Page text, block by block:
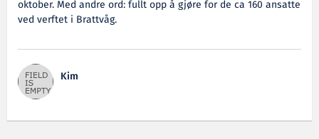
oktober. Med andre ord: fullt opp å gjøre for de ca 160 ansatte
ved verftet i Brattvåg.
Kim